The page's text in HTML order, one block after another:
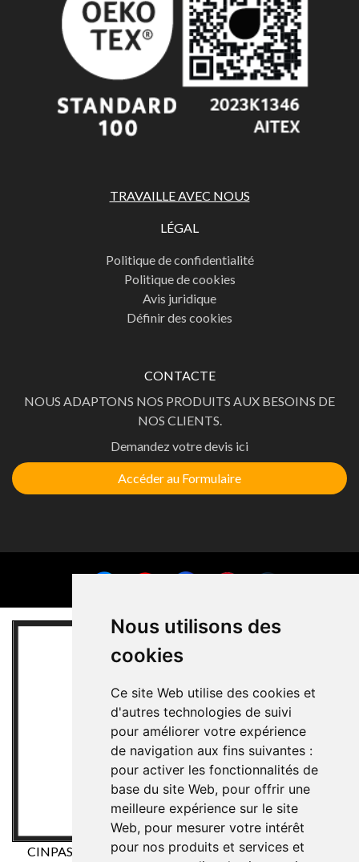
Nous utilisons des
cookies
Ce site Web utilise des cookies et
d'autres technologies de suivi
pour améliorer votre expérience
de navigation aux fins suivantes :
pour activer les fonctionnalités de
base du site Web, pour offrir une
meilleure expérience sur le site
Web, pour mesurer votre intérêt
pour nos produits et services et
TRAVAILLE AVEC NOUS
LÉGAL
Politique de confidentialité
Politique de cookies
Avis juridique
Définir des cookies
CONTACTE
NOUS ADAPTONS NOS PRODUITS AUX BESOINS DE
NOS CLIENTS.
Demandez votre devis ici
Accéder au Formulaire
CINPASA Cintas y Pasamanería SA a été bénéficiaire du